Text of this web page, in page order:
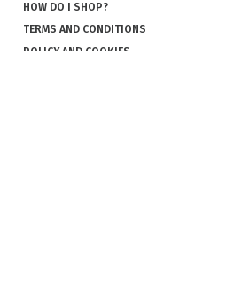
HOW DO I SHOP?
TERMS AND CONDITIONS
POLICY AND COOKIES